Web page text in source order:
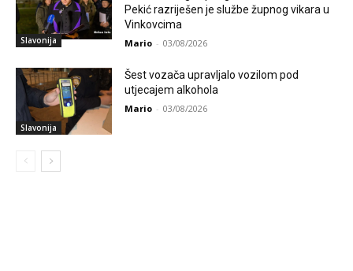
Slavonija
Pekić razriješen je službe župnog vikara u
Vinkovcima
Mario - 03/08/2026
Slavonija
Šest vozača upravljalo vozilom pod
utjecajem alkohola
Mario - 03/08/2026